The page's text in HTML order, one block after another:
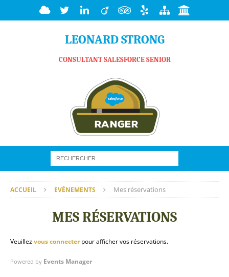
LEONARD STRONG
CONSULTANT SALESFORCE SENIOR
ACCUEIL EVÉNEMENTS Mes réservations
MES RÉSERVATIONS
Veuillezvous connecterpour afficher vos réservations.
Powered by Events Manager